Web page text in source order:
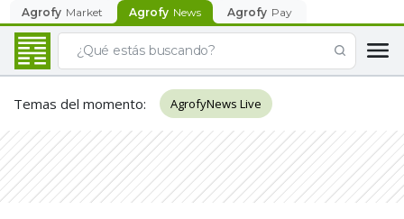
Agrofy Market Agrofy News Agrofy Pay
Temas del momento: AgrofyNews Live